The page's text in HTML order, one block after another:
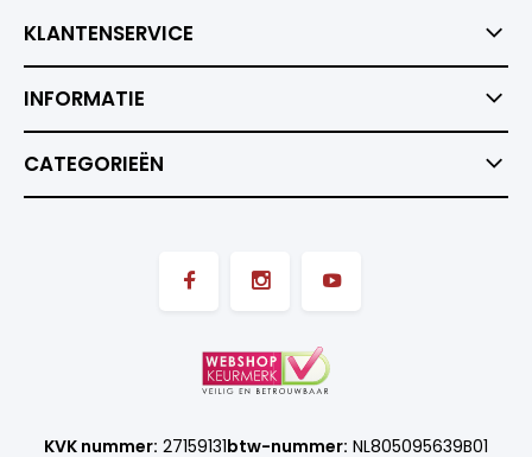
KLANTENSERVICE
INFORMATIE
CATEGORIEËN
KVK nummer: 27159131btw-nummer: NL805095639B01